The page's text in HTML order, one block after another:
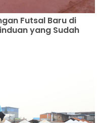
Futsal Baru di
yang Sudah